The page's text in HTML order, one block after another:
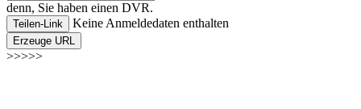
denn, Sie haben einen DVR.
Teilen-Link Keine Anmeldedaten enthalten
Erzeuge URL
>>>>>